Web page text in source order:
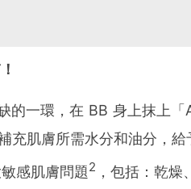
的一環，在 BB 身上抹上「
充肌膚所需水分和油分，
感肌膚問題2 ，包括：乾燥